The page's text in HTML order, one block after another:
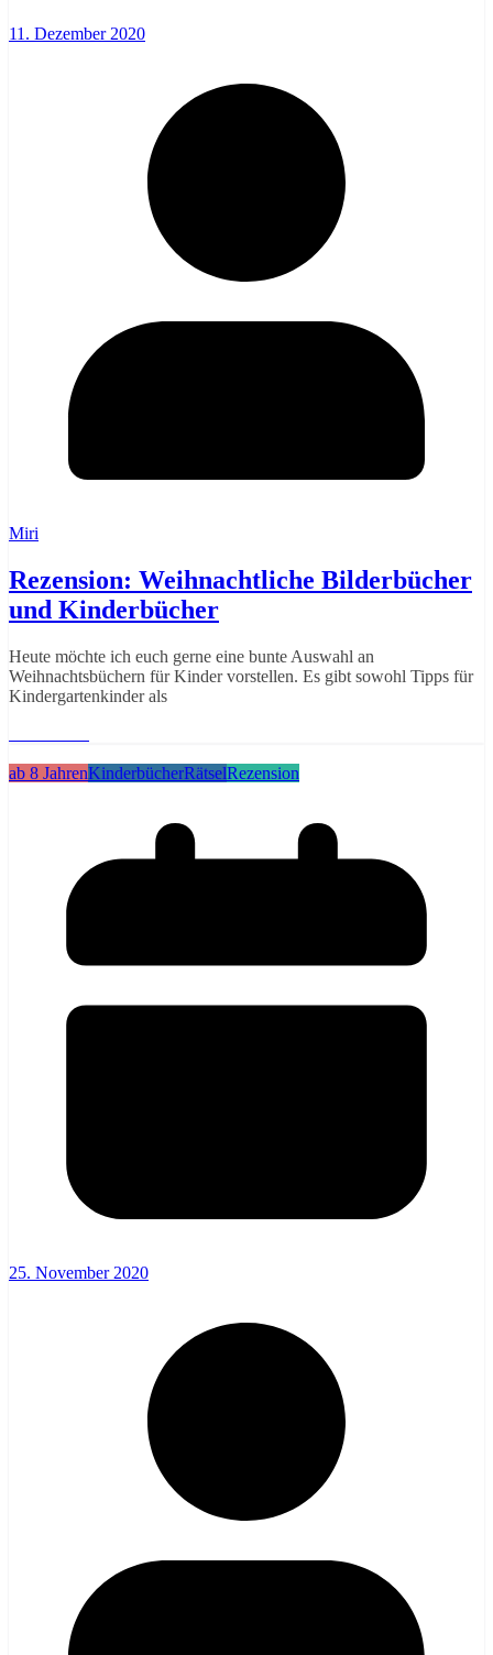
11. Dezember 2020
Miri
Rezension: Weihnachtliche Bilderbücher
und Kinderbücher
Heute möchte ich euch gerne eine bunte Auswahl an
Weihnachtsbüchern für Kinder vorstellen. Es gibt sowohl Tipps für
Kindergartenkinder als
ab 8 JahrenKinderbücherRätselRezension
25. November 2020